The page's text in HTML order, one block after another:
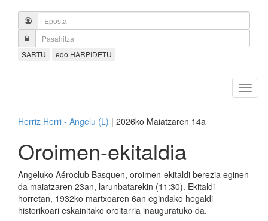
SARTU edo HARPIDETU
Herriz Herri - Angelu (L) | 2026ko Maiatzaren 14a
Oroimen-ekitaldia
Angeluko Aéroclub Basquen, oroimen-ekitaldi berezia eginen
da maiatzaren 23an, larunbatarekin (11:30). Ekitaldi
horretan, 1932ko martxoaren 6an egindako hegaldi
historikoari eskainitako oroitarria inauguratuko da.